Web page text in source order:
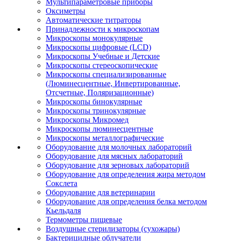
Мультипараметровые приборы
Оксиметры
Автоматические титраторы
Принадлежности к микроскопам
Микроскопы монокулярные
Микроскопы цифровые (LCD)
Микроскопы Учебные и Детские
Микроскопы стереоскопические
Микроскопы специализированные
(Люминесцентные, Инвертированные,
Отсчетные, Поляризационные)
Микроскопы бинокулярные
Микроскопы тринокулярные
Микроскопы Микромед
Микроскопы люминесцентные
Микроскопы металлографические
Оборудование для молочных лабораторий
Оборудование для мясных лабораторий
Оборудование для зерновых лабораторий
Оборудование для определения жира методом
Сокслета
Оборудование для ветеринарии
Оборудование для определения белка методом
Кьельдаля
Термометры пищевые
Воздушные стерилизаторы (сухожары)
Бактерицидные облучатели